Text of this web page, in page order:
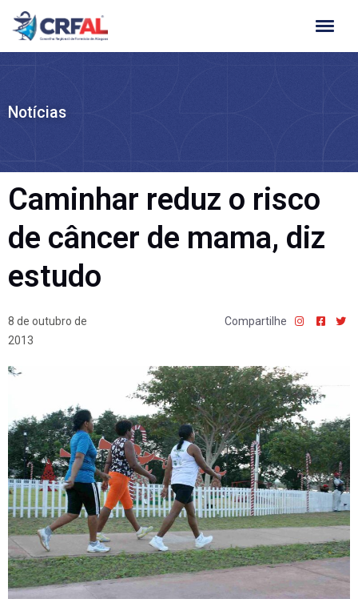
Ir
para
Notícias
Caminhar reduz o risco
de câncer de mama, diz
estudo
8 de outubro de
2013
Compartilhe